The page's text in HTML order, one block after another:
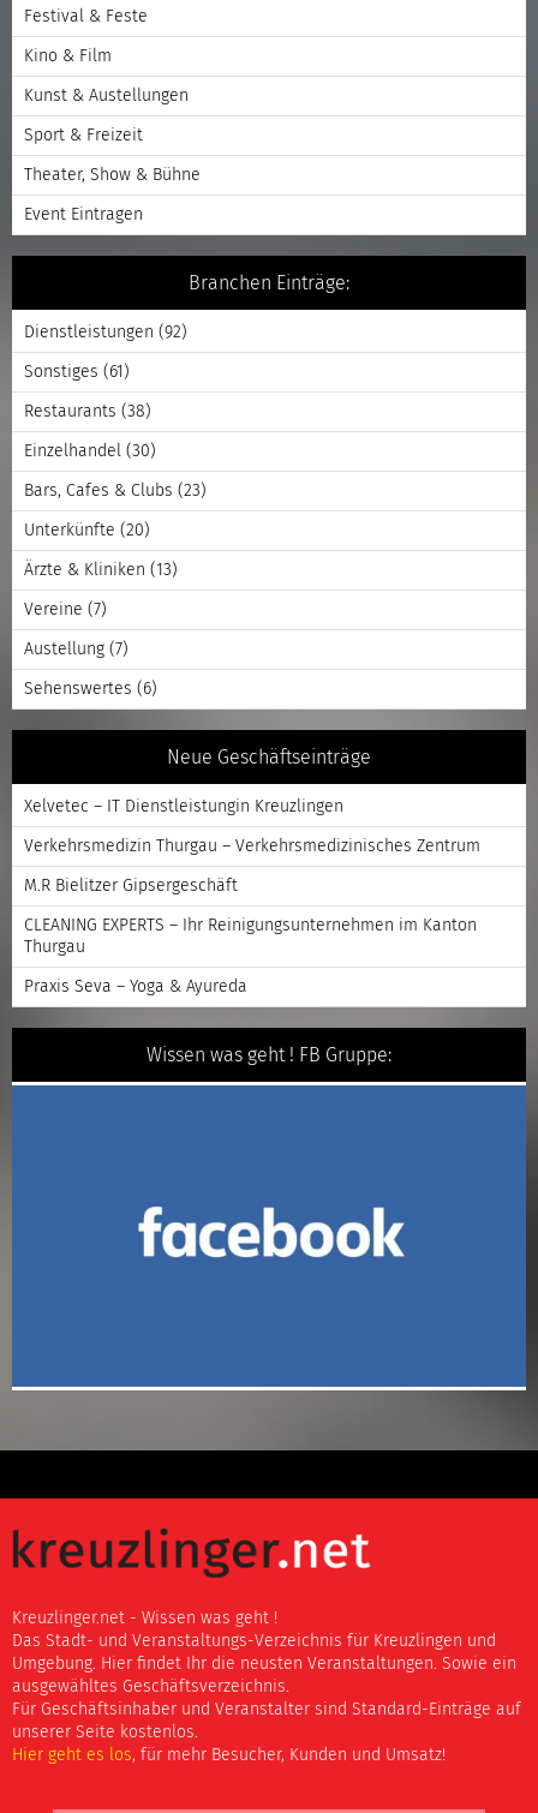
Festival & Feste
Kino & Film
Kunst & Austellungen
Sport & Freizeit
Theater, Show & Bühne
Event Eintragen
Branchen Einträge:
Dienstleistungen (92)
Sonstiges (61)
Restaurants (38)
Einzelhandel (30)
Bars, Cafes & Clubs (23)
Unterkünfte (20)
Ärzte & Kliniken (13)
Vereine (7)
Austellung (7)
Sehenswertes (6)
Neue Geschäftseinträge
Xelvetec – IT Dienstleistungin Kreuzlingen
Verkehrsmedizin Thurgau – Verkehrsmedizinisches Zentrum
M.R Bielitzer Gipsergeschäft
CLEANING EXPERTS – Ihr Reinigungsunternehmen im Kanton
Thurgau
Praxis Seva – Yoga & Ayureda
Wissen was geht ! FB Gruppe:
Kreuzlinger.net - Wissen was geht !
Das Stadt- und Veranstaltungs-Verzeichnis für Kreuzlingen und
Umgebung. Hier findet Ihr die neusten Veranstaltungen. Sowie ein
ausgewähltes Geschäftsverzeichnis.
Für Geschäftsinhaber und Veranstalter sind Standard-Einträge auf
unserer Seite kostenlos.
Hier geht es los, für mehr Besucher, Kunden und Umsatz!